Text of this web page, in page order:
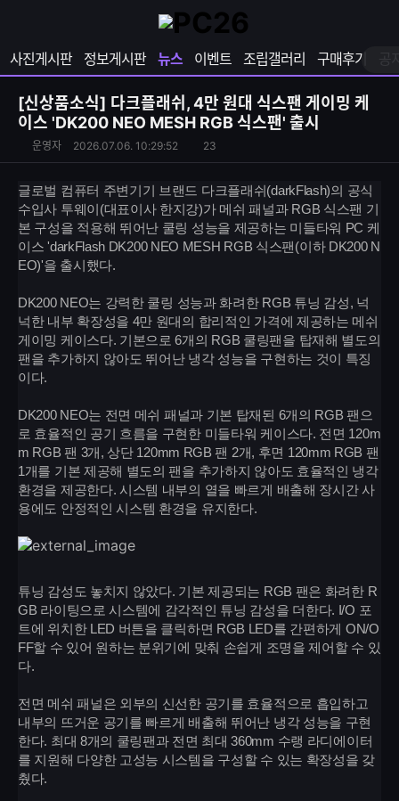
역
열
와
이
지
열
기
사진게시판 정보게시판 뉴스 이벤트 조립갤러리 구매후기
쳐
[신상품소식] 다크플래쉬, 4만 원대 식스팬 게이밍 케
이스 'DK200 NEO MESH RGB 식스팬' 출시
운
영
운영자 2026.07.06. 10:29:52
조
회
23
N
글로벌 컴퓨터 주변기기 브랜드 다크플래쉬(darkFlash)의 공식
수입사 투웨이(대표이사 한지강)가 메쉬 패널과 RGB 식스팬 기
본 구성을 적용해 뛰어난 쿨링 성능을 제공하는 미들타워 PC 케
이스 'darkFlash DK200 NEO MESH RGB 식스팬(이하 DK200 N
EO)'을 출시했다.
DK200 NEO는 강력한 쿨링 성능과 화려한 RGB 튜닝 감성, 넉
넉한 내부 확장성을 4만 원대의 합리적인 가격에 제공하는 메쉬
게이밍 케이스다. 기본으로 6개의 RGB 쿨링팬을 탑재해 별도의
팬을 추가하지 않아도 뛰어난 냉각 성능을 구현하는 것이 특징
이다.
DK200 NEO는 전면 메쉬 패널과 기본 탑재된 6개의 RGB 팬으
로 효율적인 공기 흐름을 구현한 미들타워 케이스다. 전면 120m
m RGB 팬 3개, 상단 120mm RGB 팬 2개, 후면 120mm RGB 팬
1개를 기본 제공해 별도의 팬을 추가하지 않아도 효율적인 냉각
환경을 제공한다. 시스템 내부의 열을 빠르게 배출해 장시간 사
용에도 안정적인 시스템 환경을 유지한다.
튜닝 감성도 놓치지 않았다. 기본 제공되는 RGB 팬은 화려한 R
GB 라이팅으로 시스템에 감각적인 튜닝 감성을 더한다. I/O 포
트에 위치한 LED 버튼을 클릭하면 RGB LED를 간편하게 ON/O
FF할 수 있어 원하는 분위기에 맞춰 손쉽게 조명을 제어할 수 있
다.
전면 메쉬 패널은 외부의 신선한 공기를 효율적으로 흡입하고
내부의 뜨거운 공기를 빠르게 배출해 뛰어난 냉각 성능을 구현
한다. 최대 8개의 쿨링팬과 전면 최대 360mm 수랭 라디에이터
를 지원해 다양한 고성능 시스템을 구성할 수 있는 확장성을 갖
췄다.